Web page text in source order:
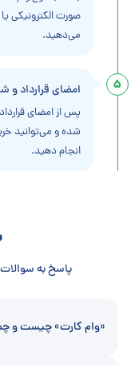
صورت الکترونیکی
می‌دهید.
5 امضای قرارداد و
پس از امضای
شده و می‌توانید
انجام دهید.
پاسخ به سوالات
«وام کارت» چیست و